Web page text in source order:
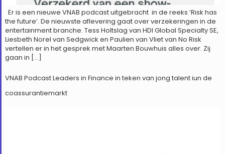
Er is een nieuwe VNAB podcast uitgebracht in de reeks ‘Risk has
the future’. De nieuwste aflevering gaat over verzekeringen in de
entertainment branche. Tess Holtslag van HDI Global Specialty SE,
Liesbeth Norel van Sedgwick en Paulien van Vliet van No Risk
vertellen er in het gesprek met Maarten Bouwhuis alles over. Zij
gaan in […]
VNAB Podcast Leaders in Finance in teken van jong talent iun de
coassurantiemarkt